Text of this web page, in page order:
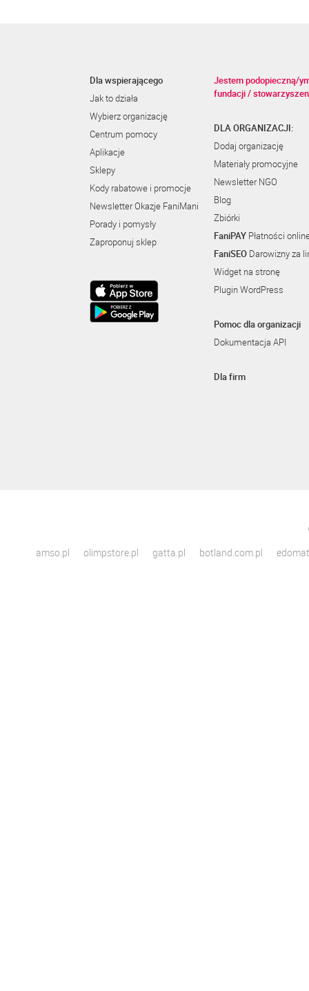
Dla wspierającego
Jak to działa
Wybierz organizację
Centrum pomocy
Aplikacje
Sklepy
Kody rabatowe i promocje
Newsletter Okazje FaniMani
Porady i pomysły
Zaproponuj sklep
Jestem podopieczną/
fundacji /
DLA ORGANIZACJI:
Dodaj organizację
Materiały promocyjne
Newsletter NGO
Blog
Zbiórki
FaniPAY Płatności
FaniSEO Darowizny za
Widget na stronę
Plugin WordPress
Pomoc dla organizacji
Dokumentacja API
Dla firm
amso.pl
olimpstore.pl gatta.pl botland.com.pl